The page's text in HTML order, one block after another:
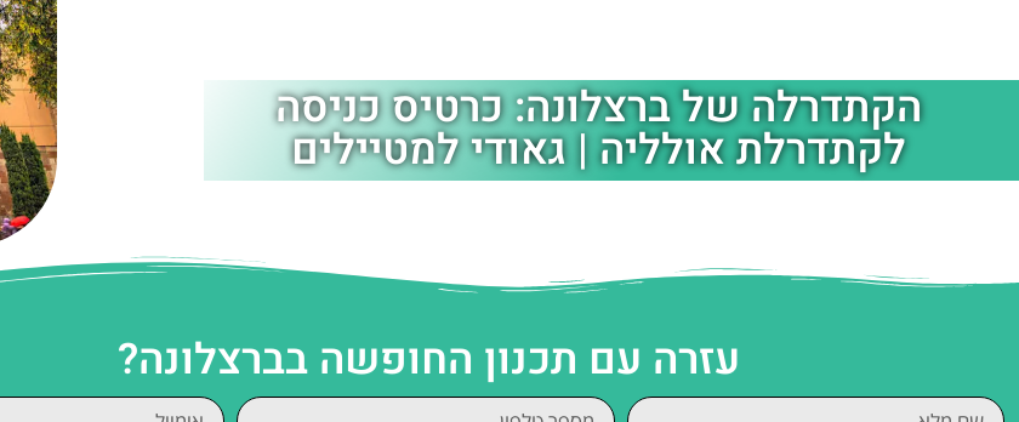
הקתדרלה של ברצלונה: כרטיס כניסה
לקתדרלת אולליה | גאודי למטיילים
עזרה עם תכנון החופשה בברצלונה?